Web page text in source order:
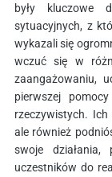
były kluczowe
sytuacyjnych, z
wykazali się
wczuć się w
zaangażowaniu,
pierwszej
rzeczywistych. Ich
ale również
swoje działania,
uczestników do